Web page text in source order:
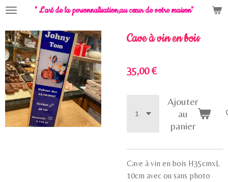
Passer
contenu
principal
" L'art de la personnalisation,au cœur de votre maison"
Cave à vin en bois
35,00 €
Ajouter
au
panier
Cave à vin en bois H35cmxL
10cm avec ou sans photo